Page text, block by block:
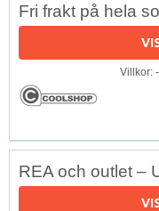
Fri frakt på hela
Villkor:
REA och outlet –